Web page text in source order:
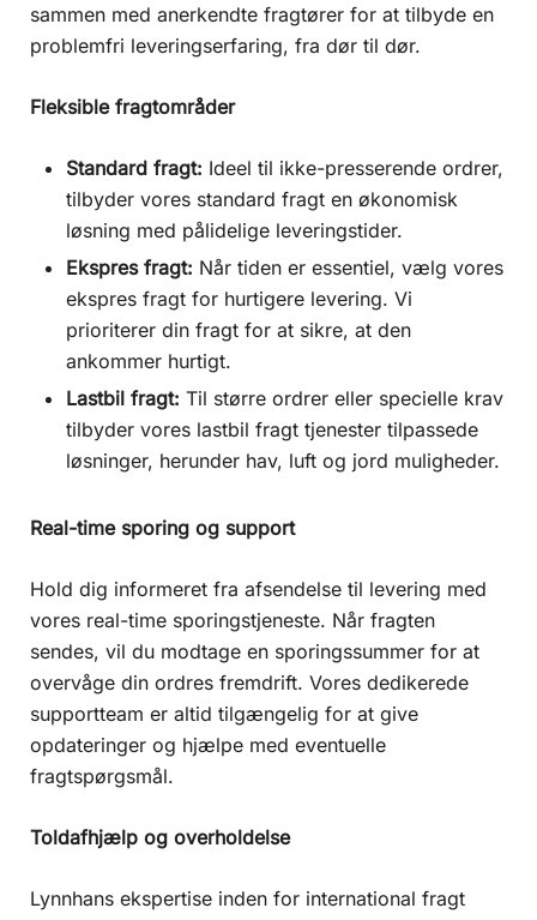
sammen med anerkendte fragtører for at tilbyde en
problemfri leveringserfaring, fra dør til dør.
Fleksible fragtområder
Standard fragt: Ideel til ikke-presserende ordrer,
tilbyder vores standard fragt en økonomisk
løsning med pålidelige leveringstider.
Ekspres fragt: Når tiden er essentiel, vælg vores
ekspres fragt for hurtigere levering. Vi
prioriterer din fragt for at sikre, at den
ankommer hurtigt.
Lastbil fragt: Til større ordrer eller specielle krav
tilbyder vores lastbil fragt tjenester tilpassede
løsninger, herunder hav, luft og jord muligheder.
Real-time sporing og support
Hold dig informeret fra afsendelse til levering med
vores real-time sporingstjeneste. Når fragten
sendes, vil du modtage en sporingssummer for at
overvåge din ordres fremdrift. Vores dedikerede
supportteam er altid tilgængelig for at give
opdateringer og hjælpe med eventuelle
fragtspørgsmål.
Toldafhjælp og overholdelse
Lynnhans ekspertise inden for international fragt